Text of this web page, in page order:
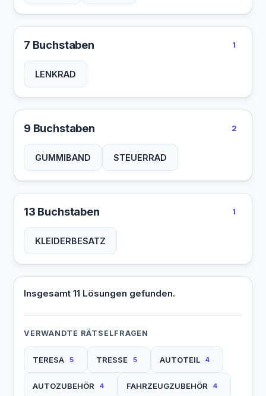
7 Buchstaben 1
LENKRAD
9 Buchstaben 2
GUMMIBAND STEUERRAD
13 Buchstaben 1
KLEIDERBESATZ
Insgesamt 11 Lösungen gefunden.
VERWANDTE RÄTSELFRAGEN
TERESA 5 TRESSE 5 AUTOTEIL 4
AUTOZUBEHÖR 4 FAHRZEUGZUBEHÖR 4